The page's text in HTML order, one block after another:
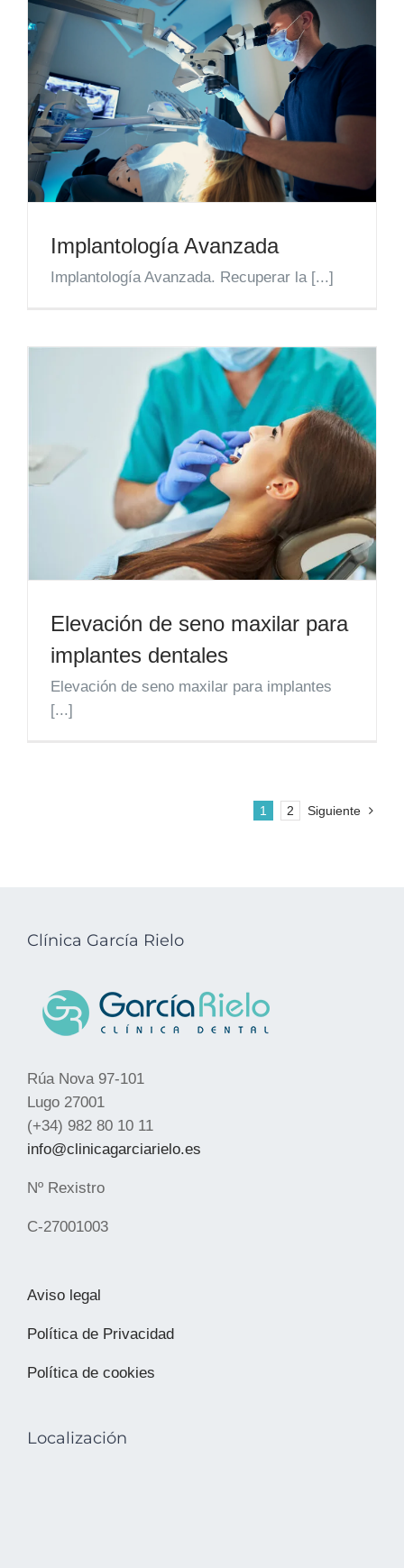
Implantología Avanzada
Implantología Avanzada. Recuperar la [...]
Elevación de seno maxilar para
implantes dentales
Elevación de seno maxilar para implantes
[...]
1 2 Siguiente
Clínica García Rielo
Rúa Nova 97-101
Lugo 27001
(+34) 982 80 10 11
info@clinicagarciarielo.es
Nº Rexistro
C-27001003
Aviso legal
Política de Privacidad
Política de cookies
Localización